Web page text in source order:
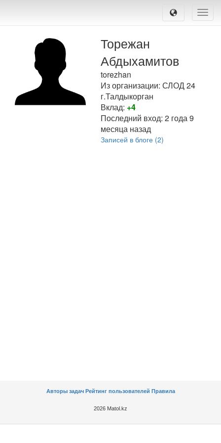
Toggle
Торежан
Абдыхамитов
torezhan
Из организации: СЛОД 24
г.Талдыкорган
Вклад: +4
Последний вход:2 года 9
месяца назад
Записей в блоге (2)
Авторы задач Рейтинг пользователей Правила
2026 Matol.kz